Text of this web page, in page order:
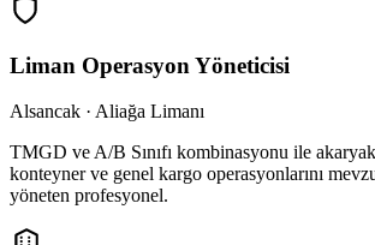
Liman Operasyon Yöneticisi
Alsancak · Aliağa Limanı
TMGD ve A/B Sınıfı kombinasyonu ile
konteyner ve genel kargo operasyonlarını
yöneten profesyonel.